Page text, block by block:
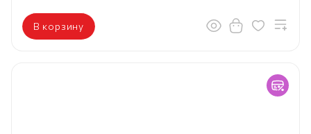
В корзину